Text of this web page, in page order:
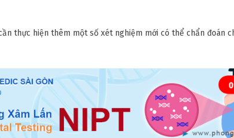
thực hiện thêm một số xét nghiệm mới có thể chẩn đoán